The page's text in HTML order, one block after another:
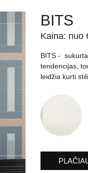
BITS
Kaina: nuo
BITS -
tendencijas,
leidžia kurti